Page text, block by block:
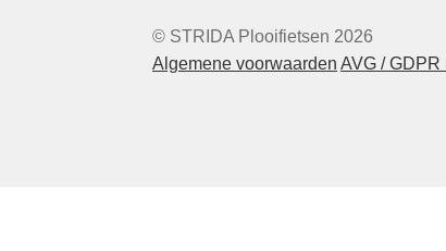
© STRIDA Plooifietsen 2026
Algemene voorwaarden AVG /